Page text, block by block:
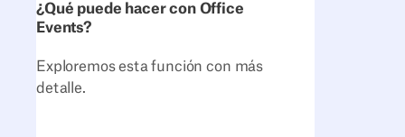
¿Qué puede hacer con Office
Events?
Exploremos esta función con más
detalle.